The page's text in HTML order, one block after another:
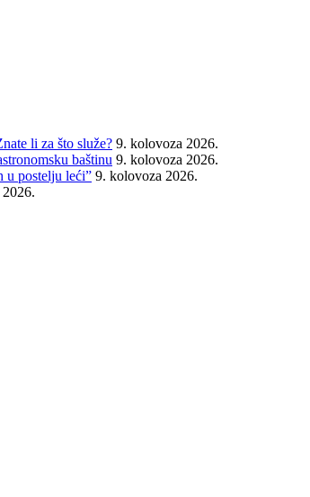
li za što služe? 9. kolovoza 2026.
baštinu 9. kolovoza 2026.
u postelju leći” 9. kolovoza 2026.